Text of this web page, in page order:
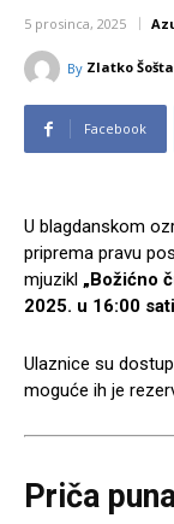
5 prosinca, 2025
By Zlatko
Facebook
U blagdanskom
priprema pravu
mjuzikl „Božićno
2025. u 16:00 sati
Ulaznice su
moguće ih je
Priča